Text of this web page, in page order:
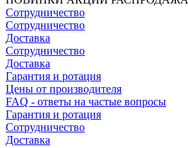
Сотрудничество
Сотрудничество
Доставка
Сотрудничество
Доставка
Гарантия и ротация
Цены от производителя
FAQ - ответы на частые вопросы
Гарантия и ротация
Сотрудничество
Доставка